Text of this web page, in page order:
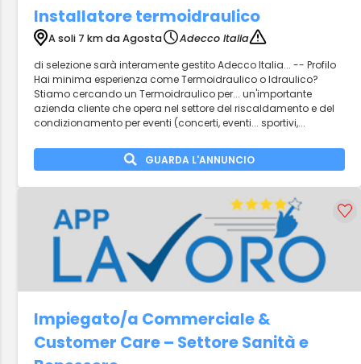
Installatore termoidraulico
A soli 7 km da Agosta
Adecco Italia
di selezione sarà interamente gestito Adecco Italia... -- Profilo
Hai minima esperienza come Termoidraulico o Idraulico?
Stiamo cercando un Termoidraulico per... un'importante
azienda cliente che opera nel settore del riscaldamento e del
condizionamento per eventi (concerti, eventi... sportivi,...
GUARDA L'ANNUNCIO
Impiegato/a Commerciale &
Customer Care – Settore Sanità e